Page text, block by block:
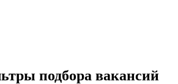
подбора вакансий